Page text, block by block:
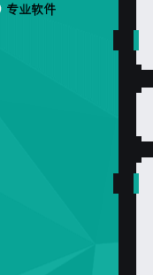
专业软件